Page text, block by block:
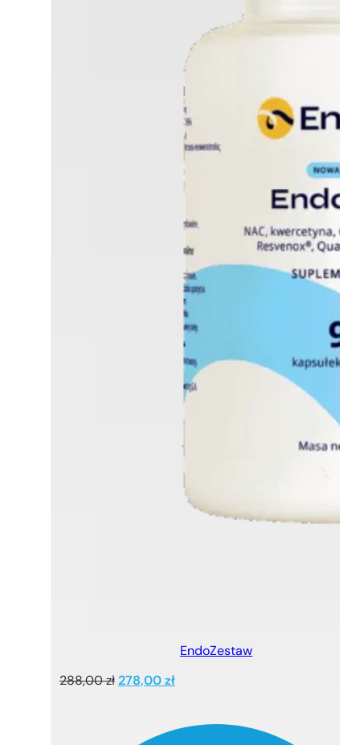
EndoZestaw
288,00złPierwotna
288,00 zł.
278,00złAktualna
278,00 zł.